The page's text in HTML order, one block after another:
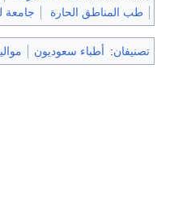
طب المناطق الحارة
جامعة
تصنيفان: أطباء سعوديون مواليد